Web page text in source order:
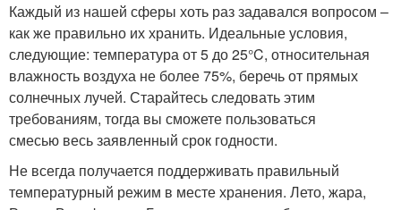
Каждый из нашей сферы хоть раз задавался вопросом –
как же правильно их хранить. Идеальные условия,
следующие: температура от 5 до 25°C, относительная
влажность воздуха не более 75%, беречь от прямых
солнечных лучей. Старайтесь следовать этим
требованиям, тогда вы сможете пользоваться
смесью весь заявленный срок годности.
Не всегда получается поддерживать правильный
температурный режим в месте хранения. Лето, жара,